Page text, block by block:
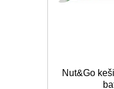
Nut&Go